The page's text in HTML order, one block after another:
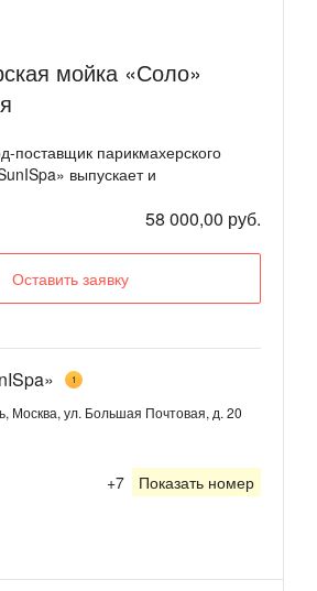
мойка «Соло»
поставщик парикмахерского
выпускает и
58 000,00 руб.
Оставить заявку
1
Москва, ул. Большая Почтовая, д. 20
+7 Показать номер